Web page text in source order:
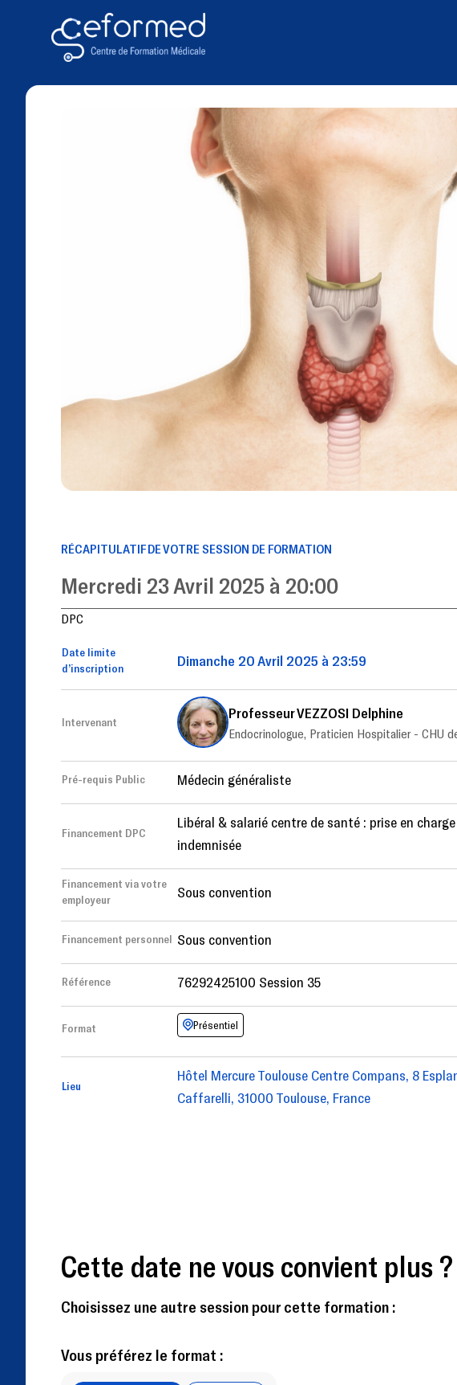
RÉCAPITULATIF DE VOTRE SESSION DE FORMATION
Mercredi 23 Avril 2025 à 20:00
DPC
Date limite
d’inscription
Dimanche 20 Avril 2025 à 23:59
Intervenant
Professeur VEZZOSI Delphine
Endocrinologue, Praticien Hospitalier - CHU
Pré-requis Public Médecin généraliste
Financement DPC
Libéral & salarié centre de santé : prise en charge
indemnisée
Financement via votre
employeur
Sous convention
Financement personnel Sous convention
Référence 76292425100 Session 35
Format Présentiel
Lieu
Hôtel Mercure Toulouse Centre Compans, 8
Caffarelli, 31000 Toulouse, France
Cette date ne vous convient plus ?
Choisissez une autre session pour cette formation :
Vous préférez le format :